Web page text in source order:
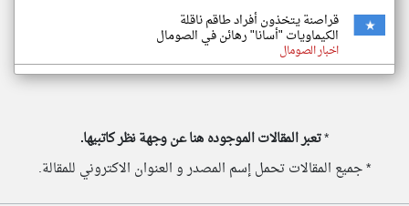
قراصنة يتخذون أفراد طاقم ناقلة
الكيماويات "أسانا" رهائن في الصومال
اخبار الصومال
*تعبر المقالات الموجوده هنا عن وجهة نظر كاتبيها.
* جميع المقالات تحمل إسم المصدر و العنوان الاكتروني للمقالة.